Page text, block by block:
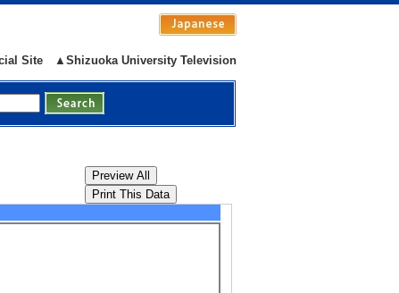
▲Shizuoka University Television
Site
265 [REP page number] 31